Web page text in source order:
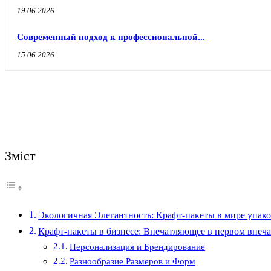
19.06.2026
Современный подход к профессиональной...
15.06.2026
Зміст
Экологичная Элегантность: Крафт-пакеты в мире
Крафт-пакеты в бизнесе: Впечатляющее в первом
Персонализация и Брендирование
Разнообразие Размеров и Форм